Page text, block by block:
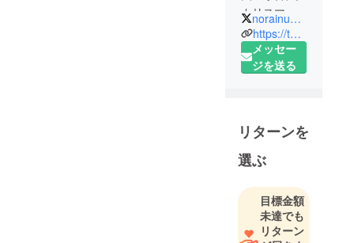
カリスマと
なった、元
世界チャン
ピオンで
デュースす
る「世界の
立ち格闘技
の祭典」で
す。「キッ
クボクシン
グのベルト
norainu_fes
https://twitter.com/norainu_fes
メッセー
ジを送る
リターンを
選ぶ
目標金額
未達でも
リターン